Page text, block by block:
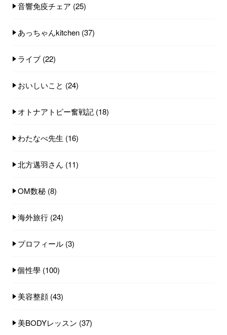
音響免疫チェア (25)
あっちゃんkitchen (37)
ライブ (22)
おいしいこと (24)
オトナアトピー奮戦記 (18)
わたなべ先生 (16)
北方邁羽さん (11)
OM数秘 (8)
海外旅行 (24)
プロフィール (3)
個性學 (100)
美容整顔 (43)
美BODYレッスン (37)